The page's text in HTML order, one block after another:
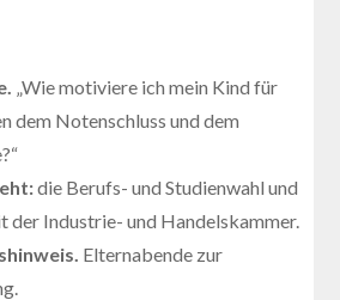
„Wie motiviere ich mein Kind für
dem Notenschluss und dem
die Berufs- und Studienwahl und
der Industrie- und Handelskammer.
Elternabende zur